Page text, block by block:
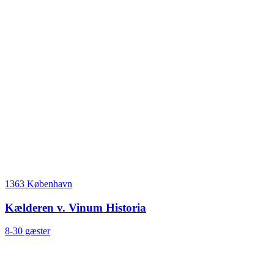
1363 København
Kælderen v. Vinum Historia
8-30 gæster